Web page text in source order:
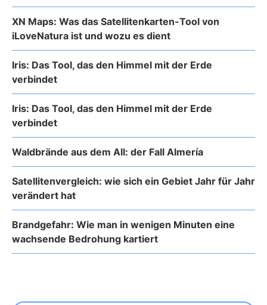
XN Maps: Was das Satellitenkarten-Tool von
iLoveNatura ist und wozu es dient
Iris: Das Tool, das den Himmel mit der Erde
verbindet
Iris: Das Tool, das den Himmel mit der Erde
verbindet
Waldbrände aus dem All: der Fall Almería
Satellitenvergleich: wie sich ein Gebiet Jahr für Jahr
verändert hat
Brandgefahr: Wie man in wenigen Minuten eine
wachsende Bedrohung kartiert